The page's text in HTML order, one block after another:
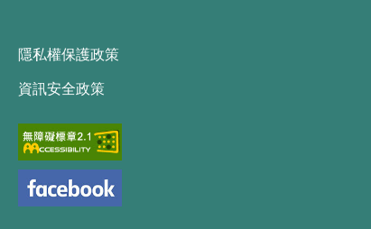
隱私權保護政策
資訊安全政策